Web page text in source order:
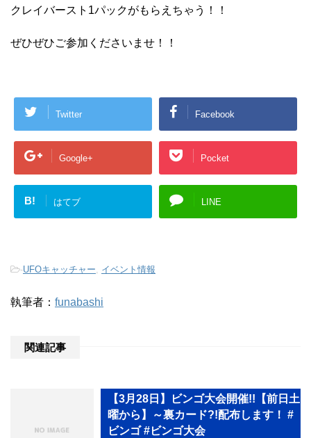
クレイバースト1パックがもらえちゃう！！
ぜひぜひご参加くださいませ！！
Twitter Facebook
Google+ Pocket
B! はてブ LINE
-UFOキャッチャー, イベント情報
執筆者： funabashi
関連記事
【3月28日】ビンゴ大会開催!!【前日土
曜から】～裏カード?!配布します！ #
ビンゴ #ビンゴ大会